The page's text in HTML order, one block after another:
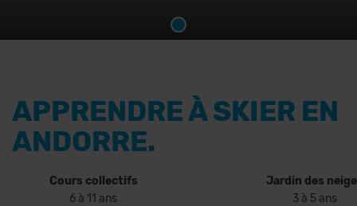
APPRENDRE À SKIER EN
ANDORRE.
Cours collectifs
Jardin des
6 à 11 ans
3 à 5 ans